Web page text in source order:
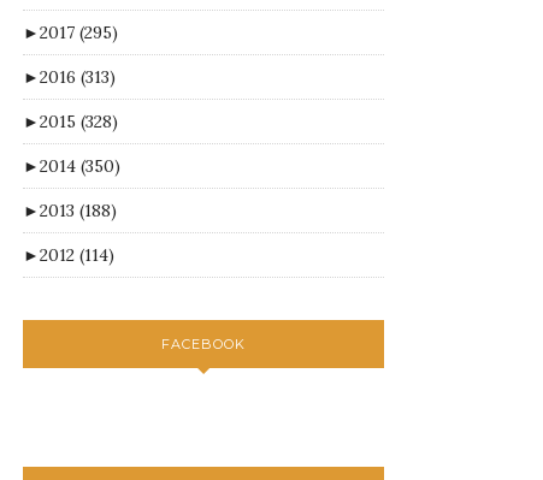
►2017 (295)
►2016 (313)
►2015 (328)
►2014 (350)
►2013 (188)
►2012 (114)
FACEBOOK